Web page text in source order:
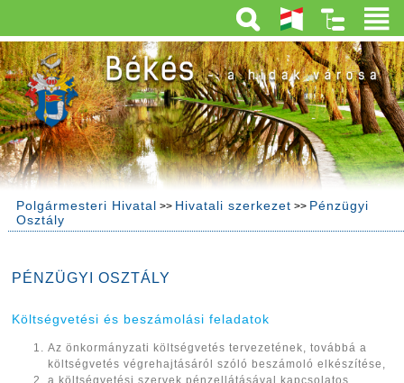
Polgármesteri Hivatal >> Hivatali szerkezet >> Pénzügyi
Osztály
PÉNZÜGYI OSZTÁLY
Költségvetési és beszámolási feladatok
Az önkormányzati költségvetés tervezetének, továbbá a
költségvetés végrehajtásáról szóló beszámoló elkészítése,
a költségvetési szervek pénzellátásával kapcsolatos